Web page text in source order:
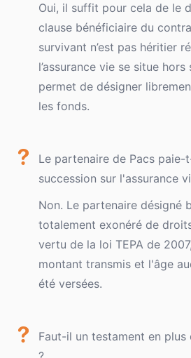
Oui, il suffit pour cela de le
clause bénéficiaire du
survivant n’est pas héritier
l’assurance vie se situe
permet de désigner
les fonds.
Le partenaire de Pacs
succession sur l'assurance
Non. Le partenaire désigné
totalement exonéré de
vertu de la loi TEPA de
montant transmis et l'âge
été versées.
Faut-il un testament en plus